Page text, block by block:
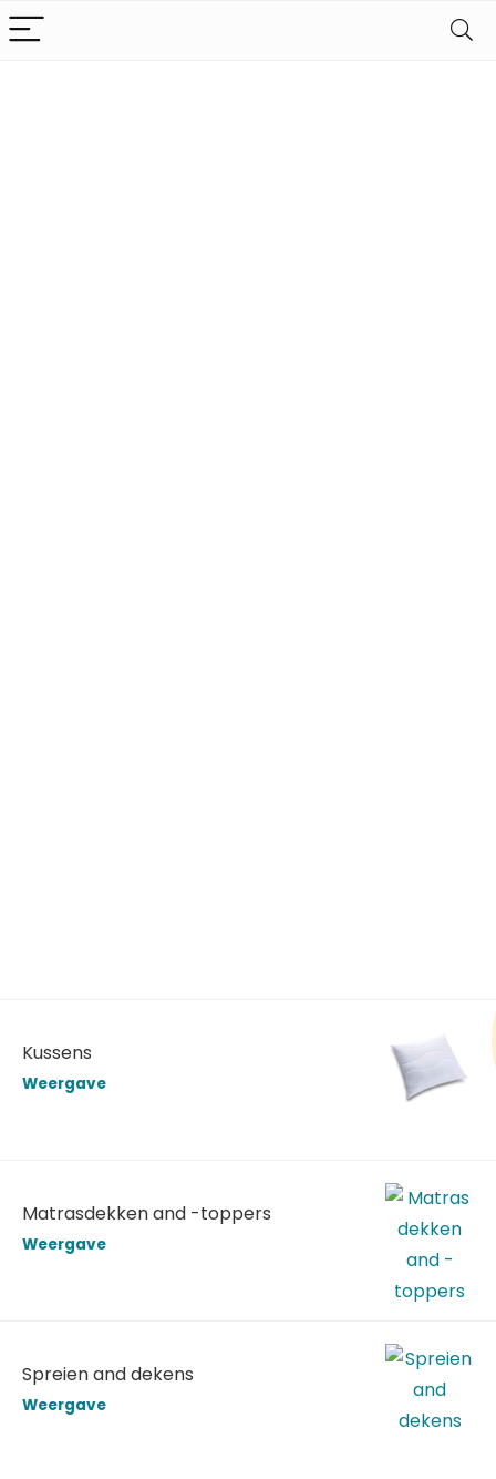
Kussens
Weergave
Matrasdekken and -toppers
Weergave
Spreien and dekens
Weergave